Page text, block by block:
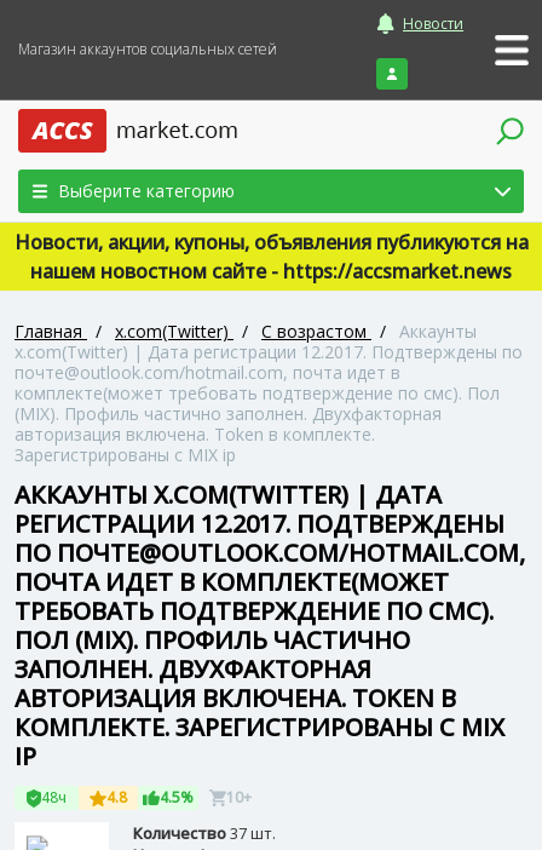
Магазин аккаунтов социальных сетей
Новости
Войти
Выберите категорию
Новости, акции, купоны, объявления публикуются на
нашем новостном сайте - https://accsmarket.news
Главная / x.com(Twitter) / С возрастом / Аккаунты
x.com(Twitter) | Дата регистрации 12.2017. Подтверждены по
почте@outlook.com/hotmail.com, почта идет в
комплекте(может требовать подтверждение по смс). Пол
(MIX). Профиль частично заполнен. Двухфакторная
авторизация включена. Token в комплекте.
Зарегистрированы с MIX ip
АККАУНТЫ X.COM(TWITTER) | ДАТА
РЕГИСТРАЦИИ 12.2017. ПОДТВЕРЖДЕНЫ
ПО ПОЧТЕ@OUTLOOK.COM/HOTMAIL.COM,
ПОЧТА ИДЕТ В КОМПЛЕКТЕ(МОЖЕТ
ТРЕБОВАТЬ ПОДТВЕРЖДЕНИЕ ПО СМС).
ПОЛ (MIX). ПРОФИЛЬ ЧАСТИЧНО
ЗАПОЛНЕН. ДВУХФАКТОРНАЯ
АВТОРИЗАЦИЯ ВКЛЮЧЕНА. TOKEN В
КОМПЛЕКТЕ. ЗАРЕГИСТРИРОВАНЫ С MIX
IP
48ч 4.8 4.5% 10+
Количество37 шт.